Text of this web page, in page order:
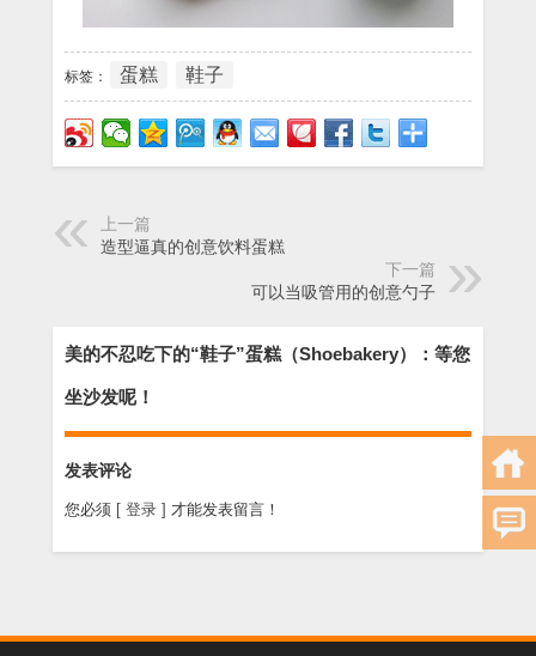
标签： 蛋糕 鞋子
上一篇
造型逼真的创意饮料蛋糕
下一篇
可以当吸管用的创意勺子
美的不忍吃下的“鞋子”蛋糕（Shoebakery）：等您
坐沙发呢！
发表评论
您必须 [ 登录 ] 才能发表留言！